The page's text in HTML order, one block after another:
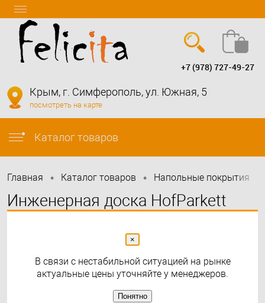
info@felicita-crimea.ru
+7 (978) 727-49-27
Крым, г. Симферополь, ул. Южная, 5
посмотреть на карте
Каталог товаров
Главная • Каталог товаров • Напольные покрытия
Инженерная доска HofParkett
×
В связи с нестабильной ситуацией на рынке
актуальные цены уточняйте у менеджеров.
Понятно